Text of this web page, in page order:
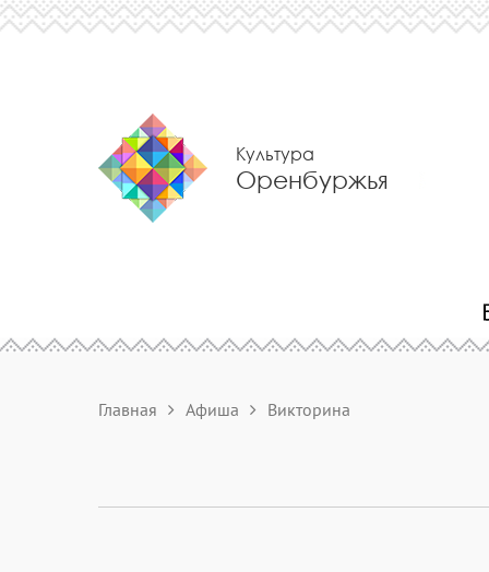
Культура
Оренбуржья
Главная Афиша Викторина